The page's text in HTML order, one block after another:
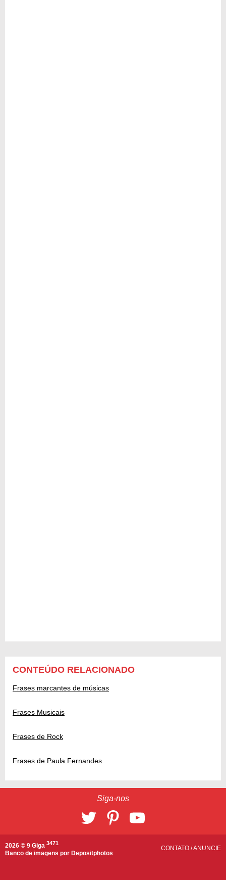
CONTEÚDO RELACIONADO
Frases marcantes de músicas
Frases Musicais
Frases de Rock
Frases de Paula Fernandes
Siga-nos
2026 © 9 Giga 3471
Banco de imagens por Depositphotos
CONTATO /ANUNCIE